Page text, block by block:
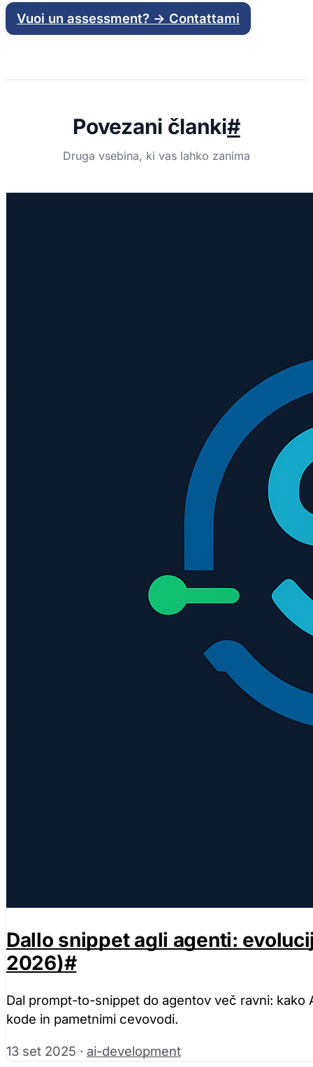
Vuoi un assessment? → Contattami
Povezani članki#
Druga vsebina, ki vas lahko zanima
Dallo snippet agli agenti:
2026)#
Dal prompt-to-snippet do agentov več ravni:
kode in pametnimi cevovodi.
13 set 2025 · ai-development